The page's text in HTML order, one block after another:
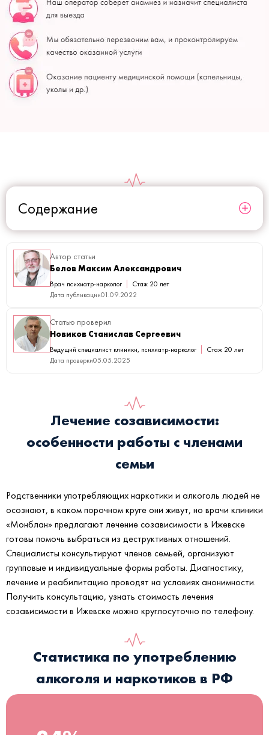
Содержание
Автор статьи
Белов Максим Александрович
Врач психиатр-нарколог
Стаж 20 лет
Дата публикации01.09.2022
Статью проверил
Новиков Станислав Сергеевич
Ведущий специалист клиники, психиатр-нарколог
Стаж 20 лет
Дата проверки05.05.2025
Лечение созависимости:
особенности работы с членами
семьи
Родственники употребляющих наркотики и алкоголь людей не
осознают, в каком порочном круге они живут, но врачи клиники
«Монблан» предлагают лечение созависимости в Ижевске
готовы помочь выбраться из деструктивных отношений.
Специалисты консультируют членов семьей, организуют
групповые и индивидуальные формы работы. Диагностику,
лечение и реабилитацию проводят на условиях анонимности.
Получить консультацию, узнать стоимость лечения
созависимости в Ижевске можно круглосуточно по телефону.
Статистика по употреблению
алкоголя и наркотиков в РФ